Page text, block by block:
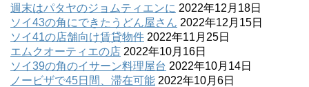
週末はパタヤのジョムティエンに 2022年12月18日
ソイ43の角にできたうどん屋さん 2022年12月15日
ソイ41の店舗向け賃貸物件 2022年11月25日
エムクオーティエの店 2022年10月16日
ソイ39の角のイサーン料理屋台 2022年10月14日
ノービザで45日間、滞在可能 2022年10月6日